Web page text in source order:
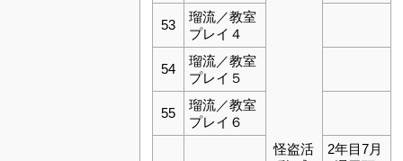
怪盗活
53
瑠流／教室
プレイ４
54
瑠流／教室
プレイ５
55
瑠流／教室
プレイ６
2年目7月